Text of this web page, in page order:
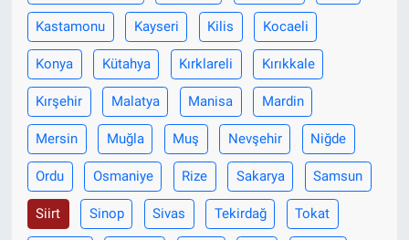
Kastamonu Kayseri Kilis Kocaeli
Konya Kütahya Kırklareli Kırıkkale
Kırşehir Malatya Manisa Mardin
Mersin Muğla Muş Nevşehir Niğde
Ordu Osmaniye Rize Sakarya Samsun
Siirt Sinop Sivas Tekirdağ Tokat